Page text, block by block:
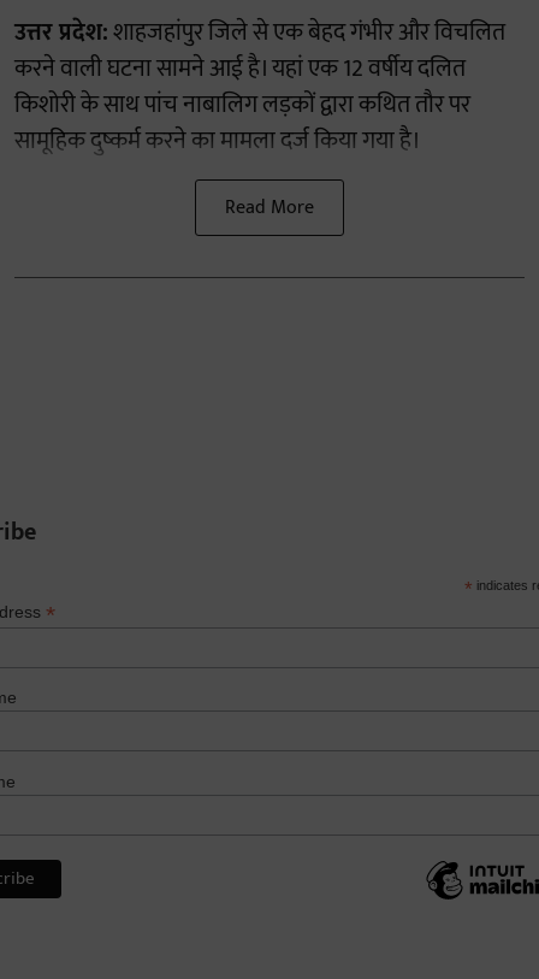
उत्तर प्रदेश:शाहजहांपुर जिले से एक बेहद गंभीर और विचलित
करने वाली घटना सामने आई है। यहां एक 12 वर्षीय दलित
किशोरी के साथ पांच नाबालिग लड़कों द्वारा कथित तौर पर
सामूहिक दुष्कर्म करने का मामला दर्ज किया गया है।
Read More
* indicates
*